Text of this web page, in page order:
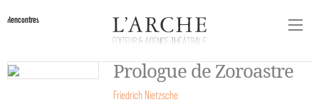
Rencontres
Prologue de Zoroastre
Friedrich Nietzsche